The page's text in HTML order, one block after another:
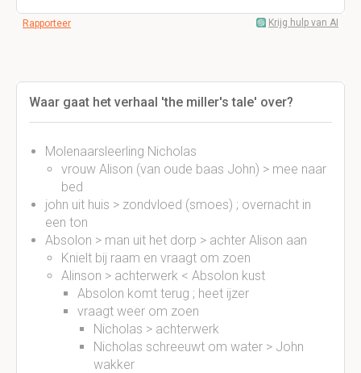
Rapporteer Krijg hulp van AI
Waar gaat het verhaal 'the miller's tale' over?
Molenaarsleerling Nicholas
vrouw Alison (van oude baas John) > mee naar
bed
john uit huis > zondvloed (smoes) ; overnacht in
een ton
Absolon > man uit het dorp > achter Alison aan
Knielt bij raam en vraagt om zoen
Alinson > achterwerk < Absolon kust
Absolon komt terug ; heet ijzer
vraagt weer om zoen
Nicholas > achterwerk
Nicholas schreeuwt om water > John
wakker